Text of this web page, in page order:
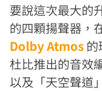
要說這次最大的
的四顆揚聲器，
Dolby Atmos
杜比推出的音效
以及「天空聲道